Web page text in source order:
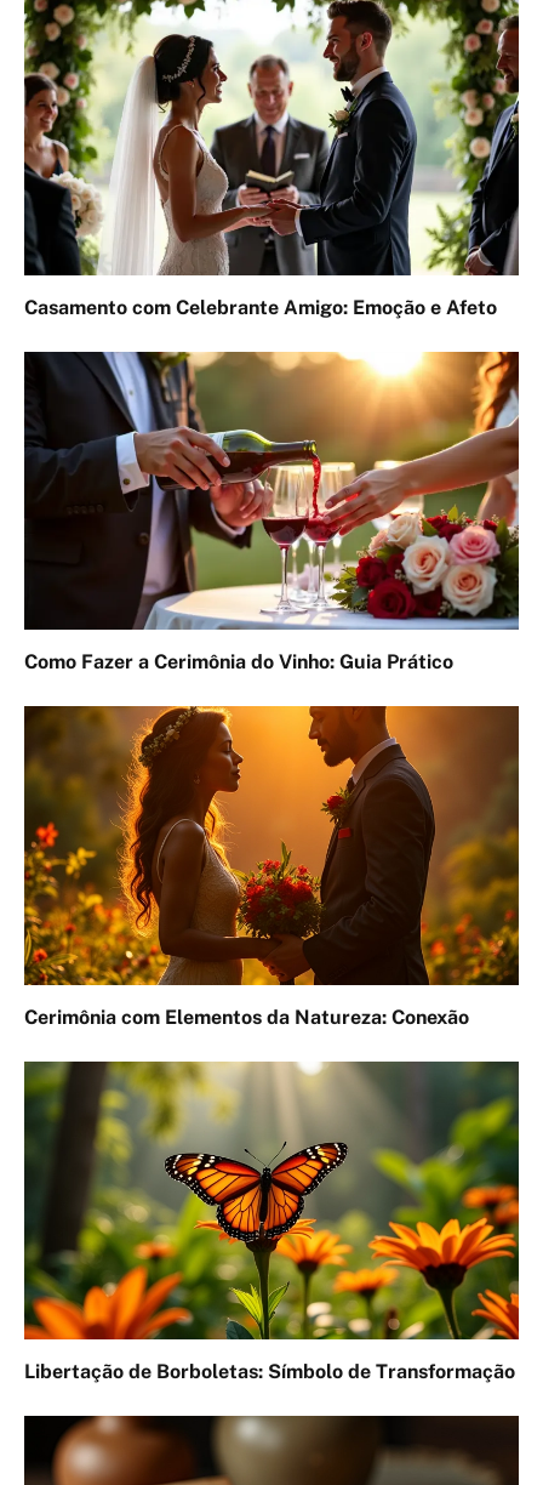
Casamento com Celebrante Amigo: Emoção e Afeto
Como Fazer a Cerimônia do Vinho: Guia Prático
Cerimônia com Elementos da Natureza: Conexão
Libertação de Borboletas: Símbolo de Transformação